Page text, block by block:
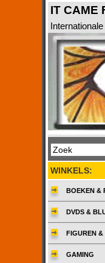
IT CAME
WINKELS:
BOEKEN &
DVDS &
FIGUREN &
GAMING